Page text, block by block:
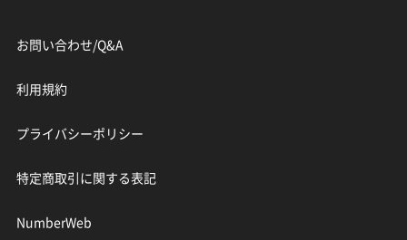
お問い合わせ/Q&A
利用規約
プライバシーポリシー
特定商取引に関する表記
NumberWeb